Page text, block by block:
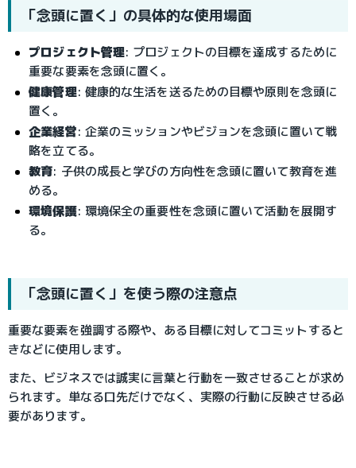
「念頭に置く」の具体的な使用場面
プロジェクト管理: プロジェクトの目標を達成するために
重要な要素を念頭に置く。
健康管理: 健康的な生活を送るための目標や原則を念頭に
置く。
企業経営: 企業のミッションやビジョンを念頭に置いて戦
略を立てる。
教育: 子供の成長と学びの方向性を念頭に置いて教育を進
める。
環境保護: 環境保全の重要性を念頭に置いて活動を展開す
る。
「念頭に置く」を使う際の注意点
重要な要素を強調する際や、ある目標に対してコミットすると
きなどに使用します。
また、ビジネスでは誠実に言葉と行動を一致させることが求め
られます。単なる口先だけでなく、実際の行動に反映させる必
要があります。